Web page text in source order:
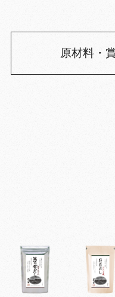
原材料・